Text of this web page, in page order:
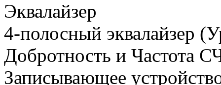
Эквалайзер
4-полосный эквалайзер
Добротность и Частота
Записывающее